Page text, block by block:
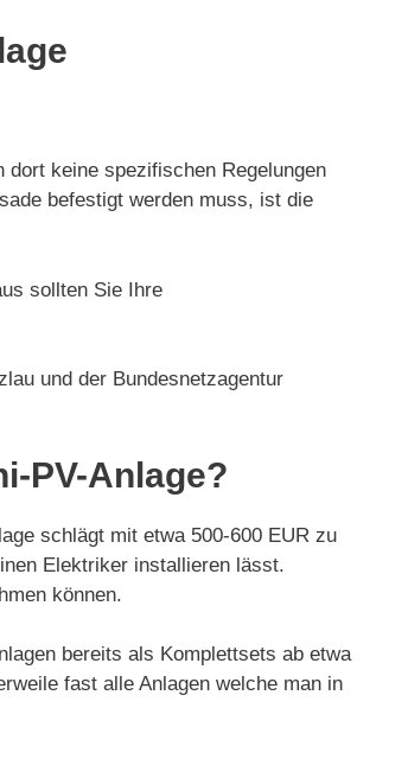
keine spezifischen Regelungen
befestigt werden muss, ist die
sollten Sie Ihre
und der Bundesnetzagentur
PV-Anlage?
schlägt mit etwa 500-600 EUR zu
Elektriker installieren lässt.
können.
bereits als Komplettsets ab etwa
fast alle Anlagen welche man in